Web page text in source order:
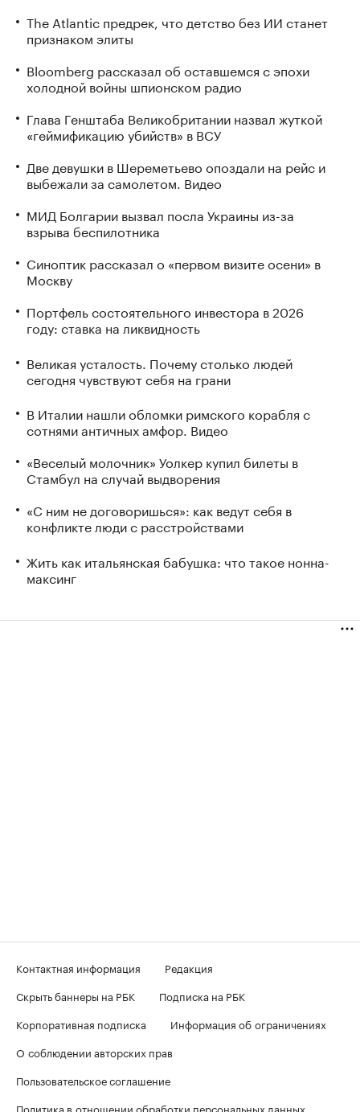
The Atlantic предрек, что детство без ИИ станет
признаком элиты
Bloomberg рассказал об оставшемся с эпохи
холодной войны шпионском радио
Глава Генштаба Великобритании назвал жуткой
«геймификацию убийств» в ВСУ
Две девушки в Шереметьево опоздали на рейс и
выбежали за самолетом. Видео
МИД Болгарии вызвал посла Украины из-за
взрыва беспилотника
Синоптик рассказал о «первом визите осени» в
Москву
Портфель состоятельного инвестора в 2026
году: ставка на ликвидность
Великая усталость. Почему столько людей
сегодня чувствуют себя на грани
В Италии нашли обломки римского корабля с
сотнями античных амфор. Видео
«Веселый молочник» Уолкер купил билеты в
Стамбул на случай выдворения
«С ним не договоришься»: как ведут себя в
конфликте люди с расстройствами
Жить как итальянская бабушка: что такое нонна-
максинг
Контактная информация
Редакция
Скрыть баннеры на РБК
Подписка на РБК
Корпоративная подписка
Информация об ограничениях
О соблюдении авторских прав
Пользовательское соглашение
Политика в отношении обработки персональных данных